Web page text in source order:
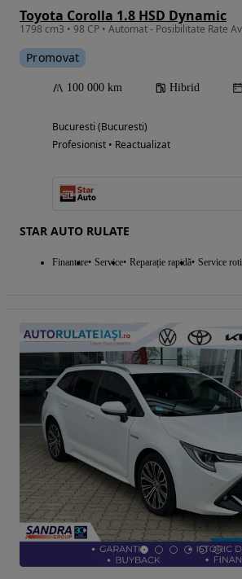
Toyota Corolla 1.8 HSD Dynamic
Promovat
100 000 km Hibrid
Bucuresti (Bucuresti)
Profesionist • Reactualizat
STAR AUTO RULATE
Finantare Service Reparație rapidă Service roti